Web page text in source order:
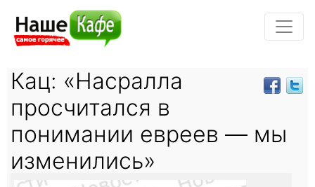
Кац: «Насралла
просчитался в
понимании евреев — мы
изменились»